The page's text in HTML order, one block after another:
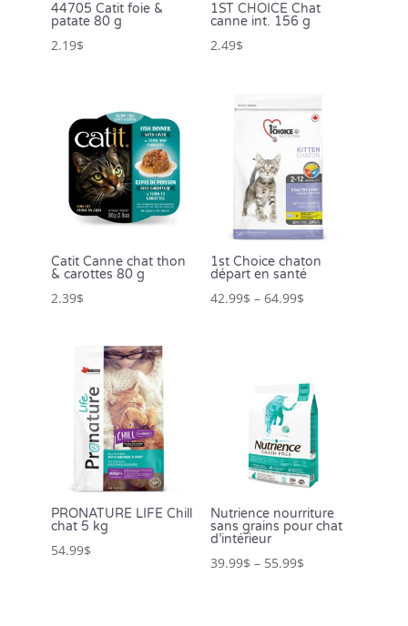
44705 Catit foie &
patate 80 g
2.19$
1ST CHOICE Chat
canne int. 156 g
2.49$
Catit Canne chat thon
& carottes 80 g
2.39$
1st Choice chaton
départ en santé
42.99$ – 64.99$
PRONATURE LIFE Chill
chat 5 kg
54.99$
Nutrience nourriture
sans grains pour chat
d’intérieur
39.99$ – 55.99$